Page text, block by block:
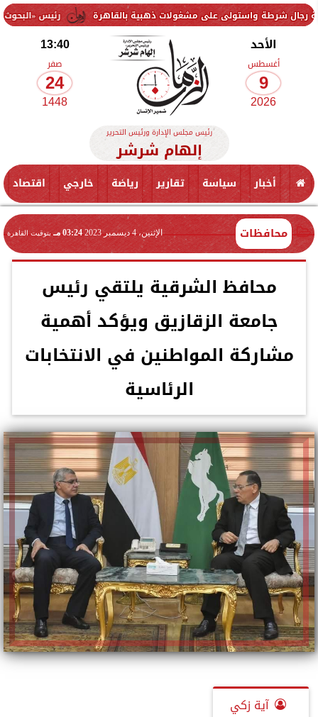
رئيس «البحوث الزراعية» على مشغولات ذهبية بالقاهرة
الأحد
أغسطس
9
2026
13:40
صفر
24
1448
رئيس مجلس الإدارة ورئيس التحرير
إلهام شرشر
أخبار سياسة تقارير رياضة خارجي اقتصاد
محافظات الإثنين، 4 ديسمبر 2023 03:24 مـ بتوقيت القاهرة
محافظ الشرقية يلتقي رئيس
جامعة الزقازيق ويؤكد أهمية
مشاركة المواطنين في الانتخابات
الرئاسية
آية زكي